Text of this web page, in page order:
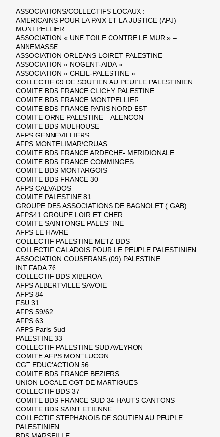
ASSOCIATIONS/COLLECTIFS LOCAUX :
AMERICAINS POUR LA PAIX ET LA JUSTICE (APJ) –
MONTPELLIER
ASSOCIATION « UNE TOILE CONTRE LE MUR » –
ANNEMASSE
ASSOCIATION ORLEANS LOIRET PALESTINE
ASSOCIATION « NOGENT-AIDA »
ASSOCIATION « CREIL-PALESTINE »
COLLECTIF 69 DE SOUTIEN AU PEUPLE PALESTINIEN
COMITE BDS FRANCE CLICHY PALESTINE
COMITE BDS FRANCE MONTPELLIER
COMITE BDS FRANCE PARIS NORD EST
COMITE ORNE PALESTINE – ALENCON
COMITE BDS MULHOUSE
AFPS GENNEVILLIERS
AFPS MONTELIMAR/CRUAS
COMITE BDS FRANCE ARDECHE- MERIDIONALE
COMITE BDS FRANCE COMMINGES
COMITE BDS MONTARGOIS
COMITE BDS FRANCE 30
AFPS CALVADOS
COMITE PALESTINE 81
GROUPE DES ASSOCIATIONS DE BAGNOLET ( GAB)
AFPS41 GROUPE LOIR ET CHER
COMITE SAINTONGE PALESTINE
AFPS LE HAVRE
COLLECTIF PALESTINE METZ BDS
COLLECTIF CALADOIS POUR LE PEUPLE PALESTINIEN
ASSOCIATION COUSERANS (09) PALESTINE
INTIFADA 76
COLLECTIF BDS XIBEROA
AFPS ALBERTVILLE SAVOIE
AFPS 84
FSU 31
AFPS 59/62
AFPS 63
AFPS Paris Sud
PALESTINE 33
COLLECTIF PALESTINE SUD AVEYRON
COMITE AFPS MONTLUCON
CGT EDUC’ACTION 56
COMITE BDS FRANCE BEZIERS
UNION LOCALE CGT DE MARTIGUES
COLLECTIF BDS 37
COMITE BDS FRANCE SUD 34 HAUTS CANTONS
COMITE BDS SAINT ETIENNE
COLLECTIF STEPHANOIS DE SOUTIEN AU PEUPLE
PALESTINIEN